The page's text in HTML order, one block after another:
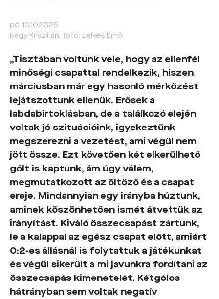
pé 10.10.2025
Nagy Krisztián, foto: Lelkes Ernő
„Tisztában voltunk vele, hogy az ellenfél
minőségi csapattal rendelkezik, hiszen
márciusban már egy hasonló mérkőzést
lejátszottunk ellenük. Erősek a
labdabirtoklásban, de a találkozó elején
voltak jó szituációink, igyekeztünk
megszerezni a vezetést, ami végül nem
jött össze. Ezt követően két elkerülhető
gólt is kaptunk, ám úgy vélem,
megmutatkozott az öltöző és a csapat
ereje. Mindannyian egy irányba húztunk,
aminek köszönhetően ismét átvettük az
irányítást. Kiváló összecsapást zártunk,
le a kalappal az egész csapat előtt, amiért
0:2-es állásnál is folytattuk a játékunkat
és végül sikerült a mi javunkra fordítani az
összecsapás kimenetelét. Kétgólos
hátrányban sem voltak negatív